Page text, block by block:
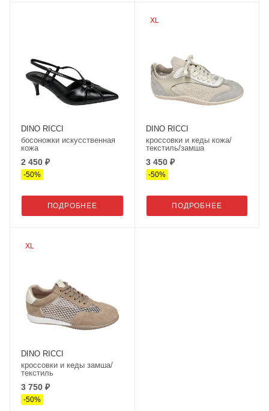
DINO RICCI
босоножки искусственная
кожа
2 450 ₽
-50%
ПОДРОБНЕЕ
XL
DINO RICCI
кроссовки и кеды кожа/
текстиль/замша
3 450 ₽
-50%
ПОДРОБНЕЕ
XL
DINO RICCI
кроссовки и кеды замша/
текстиль
3 750 ₽
-50%